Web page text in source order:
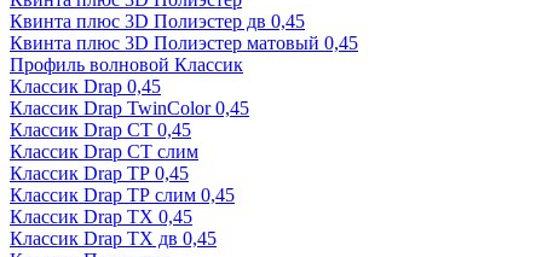
Квинта плюс 3D Полиэстер дв 0,45
Квинта плюс 3D Полиэстер матовый 0,45
Профиль волновой Классик
Классик Drap 0,45
Классик Drap TwinColor 0,45
Классик Drap СТ 0,45
Классик Drap СТ слим
Классик Drap ТР 0,45
Классик Drap ТР слим 0,45
Классик Drap ТХ 0,45
Классик Drap ТХ дв 0,45